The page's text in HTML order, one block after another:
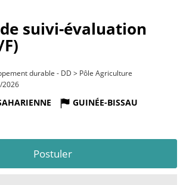
suivi-évaluation
durable - DD > Pôle Agriculture
2026
GUINÉE-BISSAU
Postuler